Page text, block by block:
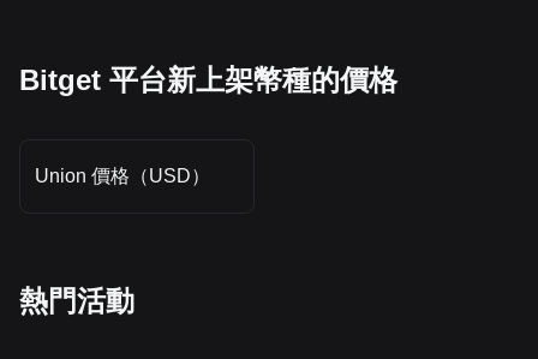
Bitget 平台新上架幣種的價格
Union 價格（USD）
熱門活動